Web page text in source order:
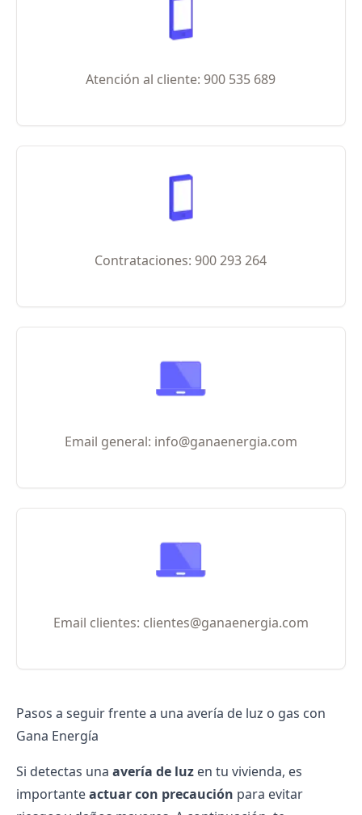
Atención al cliente: 900 535 689
Contrataciones: 900 293 264
Email general: info@ganaenergia.com
Email clientes: clientes@ganaenergia.com
Pasos a seguir frente a una avería de luz o gas con
Gana Energía
Si detectas una avería de luz en tu vivienda, es
importanteactuar con precaución para evitar